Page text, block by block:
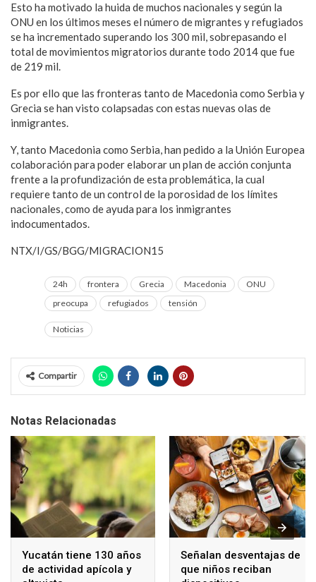
Esto ha motivado la huida de muchos nacionales y según la
ONU en los últimos meses el número de migrantes y refugiados
se ha incrementado superando los 300 mil, sobrepasando el
total de movimientos migratorios durante todo 2014 que fue
de 219 mil.
Es por ello que las fronteras tanto de Macedonia como Serbia y
Grecia se han visto colapsadas con estas nuevas olas de
inmigrantes.
Y, tanto Macedonia como Serbia, han pedido a la Unión Europea
colaboración para poder elaborar un plan de acción conjunta
frente a la profundización de esta problemática, la cual
requiere tanto de un control de la porosidad de los límites
nacionales, como de ayuda para los inmigrantes
indocumentados.
NTX/I/GS/BGG/MIGRACION15
24h frontera Grecia Macedonia
ONU
preocupa
refugiados tensión
Noticias
Compartir
Notas Relacionadas
Yucatán tiene 130 años
de actividad apícola y
Señalan desventajas de
que niños reciban